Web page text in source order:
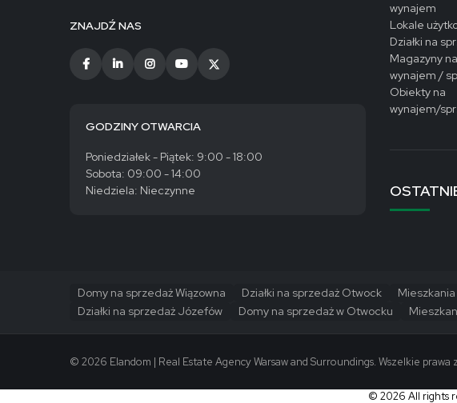
ZNAJDŹ NAS
GODZINY OTWARCIA
Poniedziałek - Piątek: 9:00 - 18:00
Sobota: 09:00 - 14:00
Niedziela: Nieczynne
wynajem
Lokale
Działki na
Magazyny na
wynajem /
Obiekty na
wynajem/
Domy na sprzedaż Wiązowna Działki na sprzedaż Otwock
Działki na sprzedaż Józefów
Domy na sprzedaż w Otwocku
© 2026 Elandom | Real Estate Agency Warsaw and Surroundings. Wszelkie prawa
© 2026 All rights